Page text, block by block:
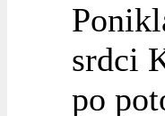
srdci
po